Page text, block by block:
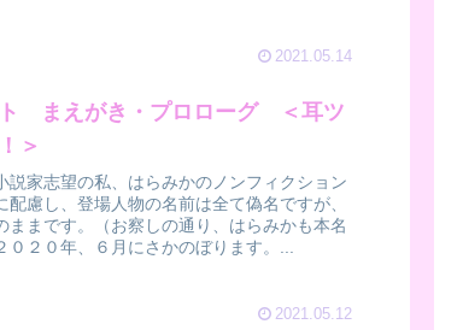
2021.05.14
ト まえがき・プロローグ ＜耳ツ
＞
説家志望の私、はらみかのノンフィクション
配慮し、登場人物の名前は全て偽名ですが、
ままです。（お察しの通り、はらみかも本名
２０年、６月にさかのぼります。...
2021.05.12